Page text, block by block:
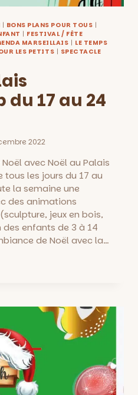
| BONS PLANS POUR TOUS |
| FESTIVAL / FÊTE
MARSEILLAIS | LE TEMPS
LES PETITS | SPECTACLE
du 17 au 24
2022
avec Noël au Palais
tous les jours du 17 au
la semaine une
des animations
jeux en bois,
enfants de 3 à 14
de Noël avec la…